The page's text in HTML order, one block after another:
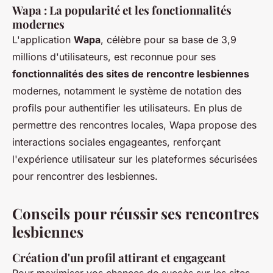
Wapa : La popularité et les fonctionnalités
modernes
L'application Wapa, célèbre pour sa base de 3,9
millions d'utilisateurs, est reconnue pour ses
fonctionnalités des sites de rencontre lesbiennes
modernes, notamment le système de notation des
profils pour authentifier les utilisateurs. En plus de
permettre des rencontres locales, Wapa propose des
interactions sociales engageantes, renforçant
l'expérience utilisateur sur les plateformes sécurisées
pour rencontrer des lesbiennes.
Conseils pour réussir ses rencontres
lesbiennes
Création d'un profil attirant et engageant